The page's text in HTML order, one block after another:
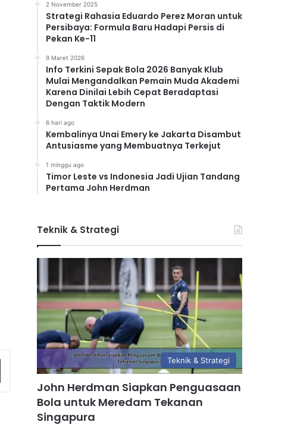
2 November 2025
Strategi Rahasia Eduardo Perez Moran untuk
Persibaya: Formula Baru Hadapi Persis di
Pekan Ke-11
9 Maret 2026
Info Terkini Sepak Bola 2026 Banyak Klub
Mulai Mengandalkan Pemain Muda Akademi
Karena Dinilai Lebih Cepat Beradaptasi
Dengan Taktik Modern
6 hari ago
Kembalinya Unai Emery ke Jakarta Disambut
Antusiasme yang Membuatnya Terkejut
1 minggu ago
Timor Leste vs Indonesia Jadi Ujian Tandang
Pertama John Herdman
Teknik & Strategi
Teknik & Strategi
John Herdman Siapkan Penguasaan
Bola untuk Meredam Tekanan
Singapura